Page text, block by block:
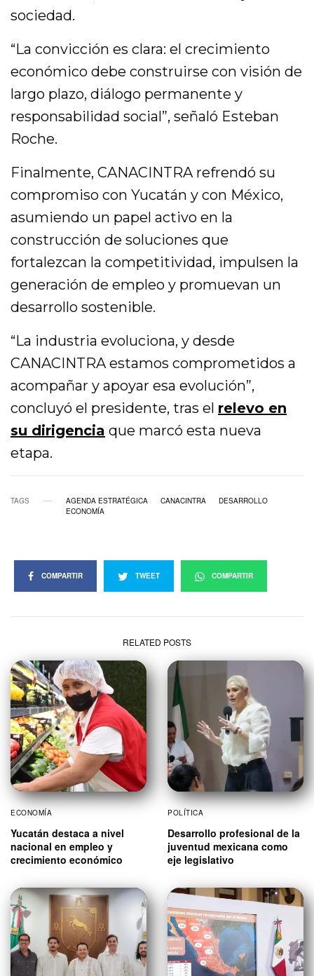
sociedad.
“La convicción es clara: el crecimiento
económico debe construirse con visión de
largo plazo, diálogo permanente y
responsabilidad social”, señaló Esteban
Roche.
Finalmente, CANACINTRA refrendó su
compromiso con Yucatán y con México,
asumiendo un papel activo en la
construcción de soluciones que
fortalezcan la competitividad, impulsen la
generación de empleo y promuevan un
desarrollo sostenible.
“La industria evoluciona, y desde
CANACINTRA estamos comprometidos a
acompañar y apoyar esa evolución”,
concluyó el presidente, tras el relevo en
su dirigencia que marcó esta nueva
etapa.
TAGS AGENDA ESTRATÉGICA CANACINTRA
DESARROLLO
ECONOMÍA
COMPARTIR TWEET COMPARTIR
RELATED POSTS
ECONOMÍA
Yucatán destaca a nivel
nacional en empleo y
crecimiento económico
POLÍTICA
Desarrollo profesional de la
juventud mexicana como
eje legislativo